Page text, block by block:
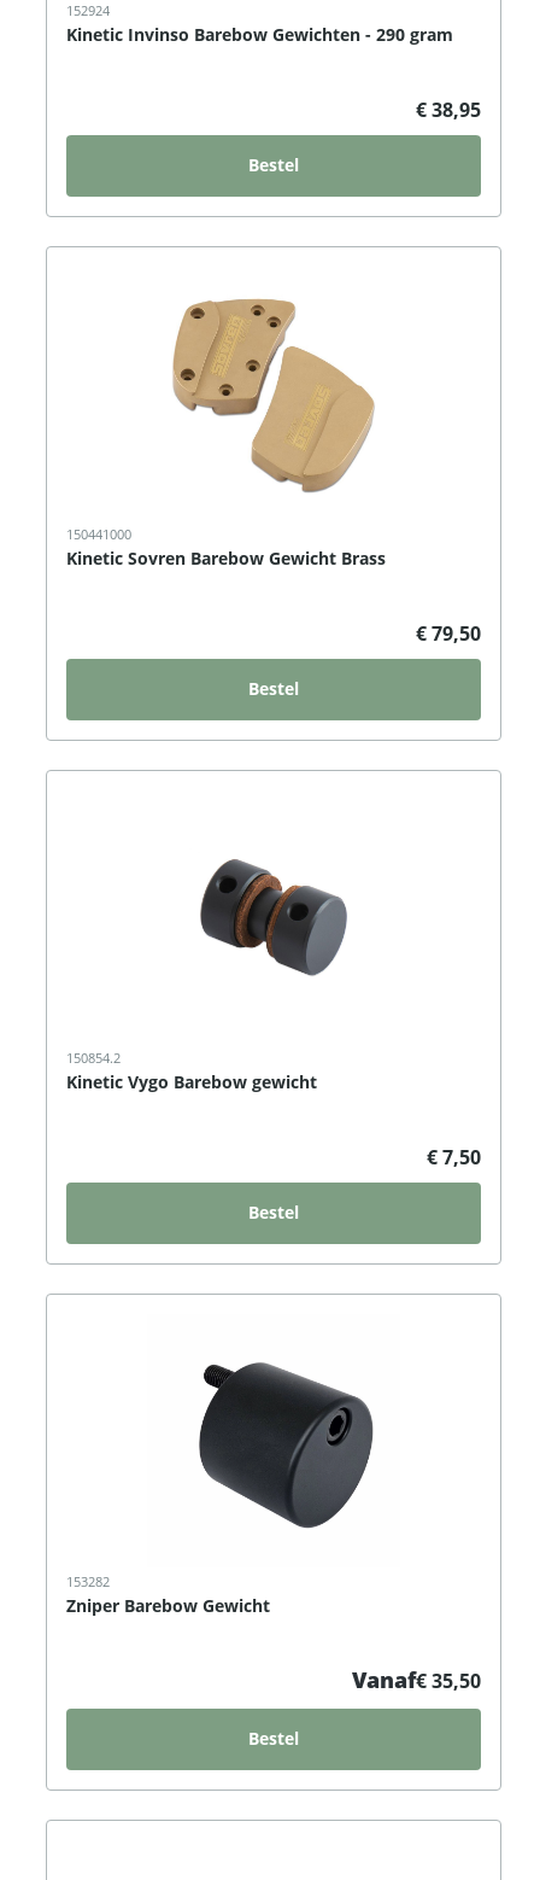
152924
Kinetic Invinso Barebow Gewichten - 290 gram
€ 38,95
Bestel
150441000
Kinetic Sovren Barebow Gewicht Brass
€ 79,50
Bestel
150854.2
Kinetic Vygo Barebow gewicht
€ 7,50
Bestel
153282
Zniper Barebow Gewicht
Vanaf€ 35,50
Bestel